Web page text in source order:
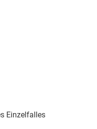
Einzelfalles